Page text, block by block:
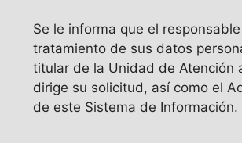
Se le informa que el
tratamiento de sus datos
titular de la Unidad de Atención
dirige su solicitud, así como el
de este Sistema de Información.